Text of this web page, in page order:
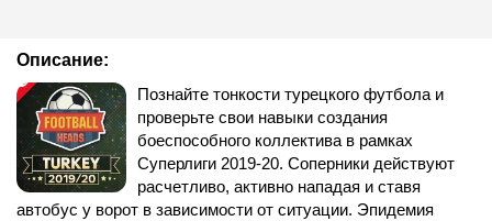
Описание:
Познайте тонкости турецкого футбола и
проверьте свои навыки создания
боеспособного коллектива в рамках
Суперлиги 2019-20. Соперники действуют
расчетливо, активно нападая и ставя
автобус у ворот в зависимости от ситуации. Эпидемия